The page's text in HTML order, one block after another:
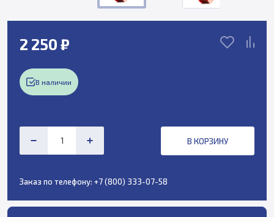
2 250 ₽
В наличии
В КОРЗИНУ
Заказ по телефону: +7 (800) 333-07-58